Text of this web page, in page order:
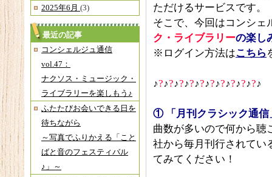
2025年6月 (3)
最近の記事
コンシェルジュ通信
vol.47：
ナクソス・ミュージック・
ライブラリーを楽しもう♪
ふたたびお会いできる日を
待ちながら
～写真でふりかえる「こと
ばと音のフェスティバル
♪」～
ただけるサービスです。
そこで、今回はコンシェ
ク・ライブラリーの楽し
※ログイン方法はこちら
♪?♪?♪?♪?♪?♪?♪?♪?♪?♪?♪
①
「月刊クラシック通
曲数が多いので何から聴
社から毎月刊行されてい
てみてください！